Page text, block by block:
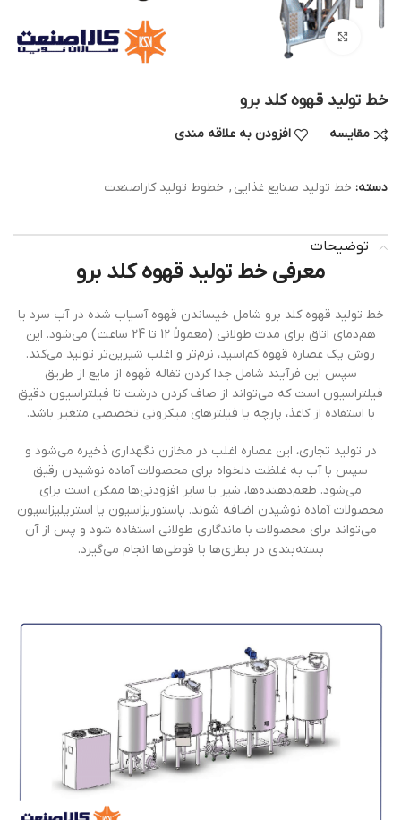
بزرگنمایی تصویر
خط تولید قهوه کلد برو
مقایسه افزودن به علاقه مندی
دسته: خط تولید صنایع غذایی , خطوط تولید کاراصنعت
توضیحات
معرفی خط تولید قهوه کلد برو
خط تولید قهوه کلد برو شامل خیساندن قهوه آسیاب شده در آب سرد یا
هم‌دمای اتاق برای مدت طولانی (معمولاً 12 تا 24 ساعت) می‌شود. این
روش یک عصاره قهوه کم‌اسید، نرم‌تر و اغلب شیرین‌تر تولید می‌کند.
سپس این فرآیند شامل جدا کردن تفاله قهوه از مایع از طریق
فیلتراسیون است که می‌تواند از صاف کردن درشت تا فیلتراسیون دقیق
با استفاده از کاغذ، پارچه یا فیلترهای میکرونی تخصصی متغیر باشد.
در تولید تجاری، این عصاره اغلب در مخازن نگهداری ذخیره می‌شود و
سپس با آب به غلظت دلخواه برای محصولات آماده نوشیدن رقیق
می‌شود. طعم‌دهنده‌ها، شیر یا سایر افزودنی‌ها ممکن است برای
محصولات آماده نوشیدن اضافه شوند. پاستوریزاسیون یا استریلیزاسیون
می‌تواند برای محصولات با ماندگاری طولانی استفاده شود و پس از آن
بسته‌بندی در بطری‌ها یا قوطی‌ها انجام می‌گیرد.